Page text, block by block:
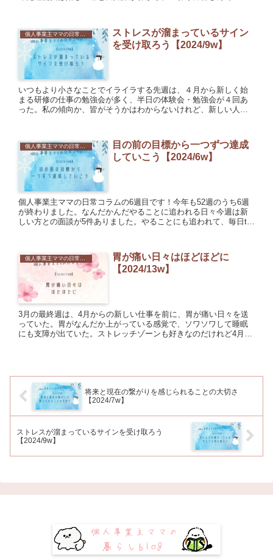
ストレスが溜まっているサイン
を受け取ろう【2024/9w】
いつもより小さなことでイライラする先週は、４月から新しく始
まる研修の仕事の勉強会が多く、半日の体験会・勉強会が４回あ
った。私の傾向か、皆がそうかはわからないけれど、新しい人と
目の前の目標から一つずつ達成
していこう【2024/6w】
個人事業主ママの日常コラムの6週目です！今年も52週のうち6週
が終わりました。なんだかんだやることに追われる日々今週は新
しい方との面談が5件ありました。やることにも追われて、毎日to
個人事業主ママの日常コラム
胃が痛い日々はほどほどに
【2024/13w】
3月の最終週は、4月からの新しい仕事を前に、胃が痛い日々を送
っていた。胃がなんだか上がっている感覚で、ソワソワして睡眠
にも支障が出ていた。ストレッチゾーンも好きなのだけれど4月の
将来と現在の繋がりを感じられることの大切さ
【2024/7w】
ストレスが溜まっているサインを受け取ろう
【2024/9w】